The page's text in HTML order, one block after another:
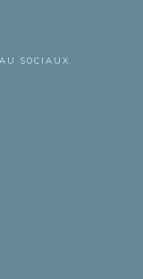
SOCIAUX.